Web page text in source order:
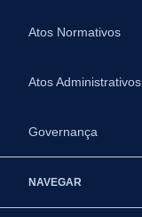
Atos Normativos
Atos Administrativos
Governança
NAVEGAR